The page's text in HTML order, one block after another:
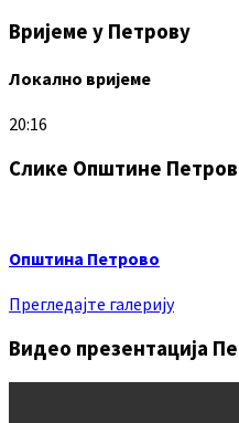
Вријеме у Петрову
Локално вријеме
20:16
Слике Општине
Општина Петрово
Прегледајте галерију
Видео презентација